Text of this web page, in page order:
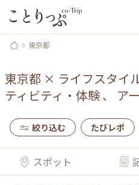
東京都
東京都 × ライフスタイ
ティビティ・体験、 ア
絞り込む たびレポ
スポット